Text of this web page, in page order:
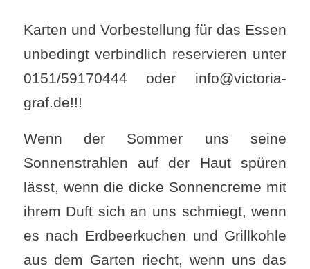
Karten und Vorbestellung für das Essen
unbedingt verbindlich reservieren unter
0151/59170444 oder info@victoria-
graf.de!!!
Wenn der Sommer uns seine
Sonnenstrahlen auf der Haut spüren
lässt, wenn die dicke Sonnencreme mit
ihrem Duft sich an uns schmiegt, wenn
es nach Erdbeerkuchen und Grillkohle
aus dem Garten riecht, wenn uns das